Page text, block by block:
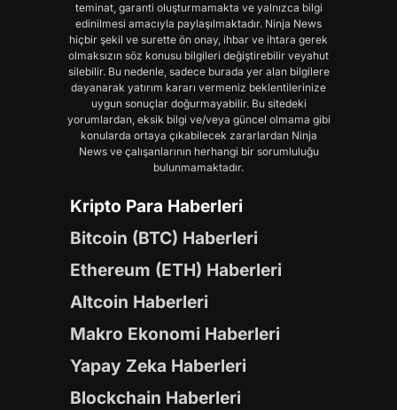
teminat, garanti oluşturmamakta ve yalnızca bilgi
edinilmesi amacıyla paylaşılmaktadır. Ninja News
hiçbir şekil ve surette ön onay, ihbar ve ihtara gerek
olmaksızın söz konusu bilgileri değiştirebilir veyahut
silebilir. Bu nedenle, sadece burada yer alan bilgilere
dayanarak yatırım kararı vermeniz beklentilerinize
uygun sonuçlar doğurmayabilir. Bu sitedeki
yorumlardan, eksik bilgi ve/veya güncel olmama gibi
konularda ortaya çıkabilecek zararlardan Ninja
News ve çalışanlarının herhangi bir sorumluluğu
bulunmamaktadır.
Kripto Para Haberleri
Bitcoin (BTC) Haberleri
Ethereum (ETH) Haberleri
Altcoin Haberleri
Makro Ekonomi Haberleri
Yapay Zeka Haberleri
Blockchain Haberleri